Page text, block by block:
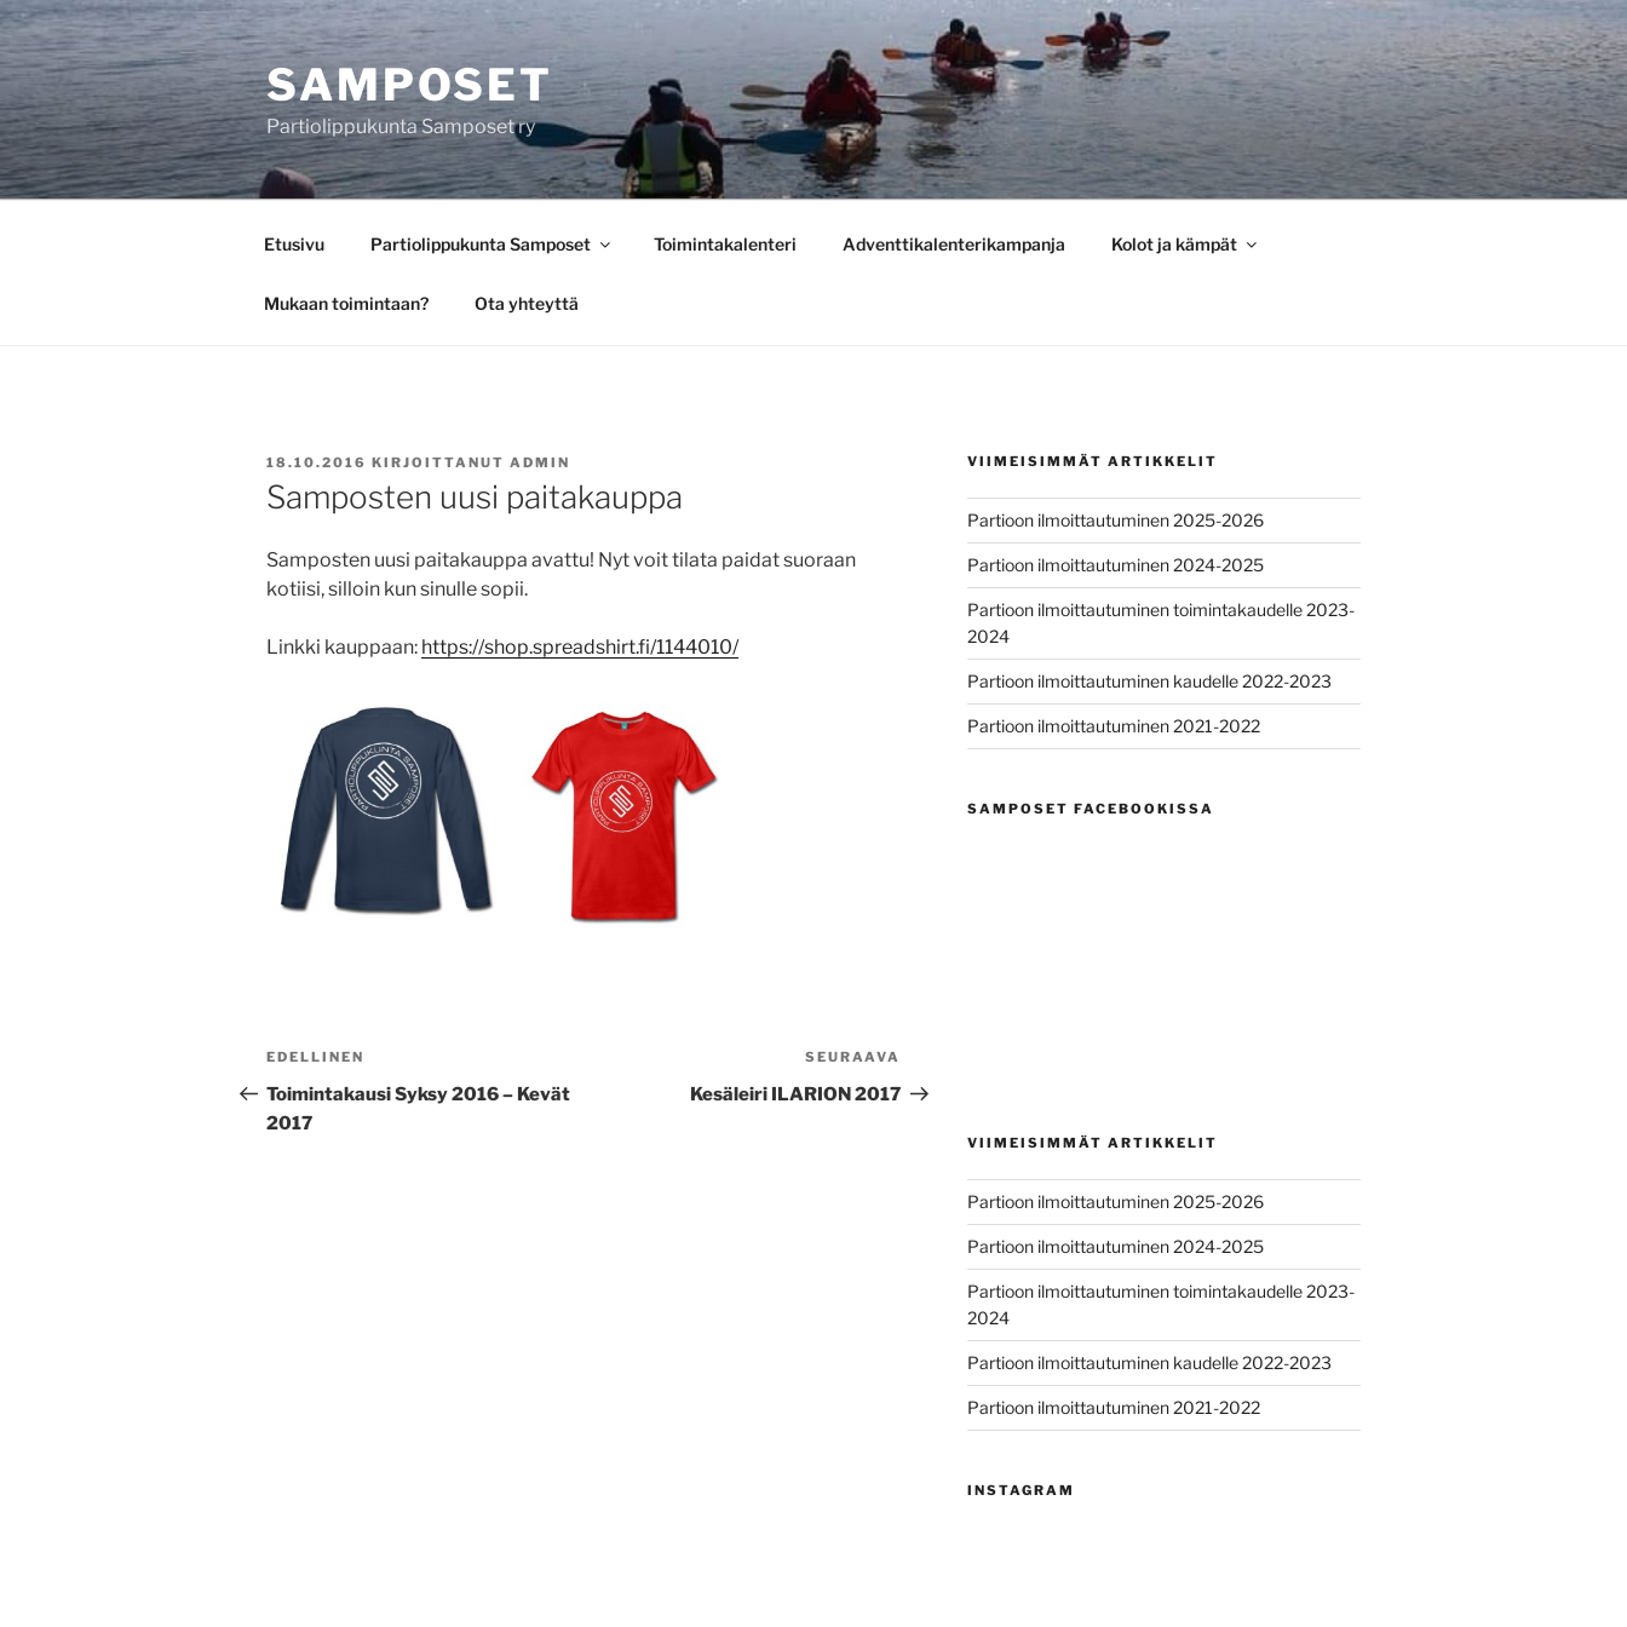
Siirry
sisältöön
SAMPOSET
Partiolippukunta Samposet ry
Etusivu Partiolippukunta Samposet Toimintakalenteri Adventtikalenterikampanja Kolot ja kämpät
Mukaan toimintaan? Ota yhteyttä
JULKAISTU
18.10.2016 KIRJOITTANUT ADMIN
Samposten uusi paitakauppa
Samposten uusi paitakauppa avattu! Nyt voit tilata paidat suoraan
kotiisi, silloin kun sinulle sopii.
Linkki kauppaan: https://shop.spreadshirt.fi/1144010/
Artikkelien
selaus
Edellinen
artikkeli
EDELLINEN
Toimintakausi Syksy 2016 – Kevät
2017
artikkeli
SEURAAVA
Kesäleiri ILARION 2017
VIIMEISIMMÄT ARTIKKELIT
Partioon ilmoittautuminen 2025-2026
Partioon ilmoittautuminen 2024-2025
Partioon ilmoittautuminen toimintakaudelle 2023-
2024
Partioon ilmoittautuminen kaudelle 2022-2023
Partioon ilmoittautuminen 2021-2022
SAMPOSET FACEBOOKISSA
VIIMEISIMMÄT ARTIKKELIT
Partioon ilmoittautuminen 2025-2026
Partioon ilmoittautuminen 2024-2025
Partioon ilmoittautuminen toimintakaudelle 2023-
2024
Partioon ilmoittautuminen kaudelle 2022-2023
Partioon ilmoittautuminen 2021-2022
INSTAGRAM